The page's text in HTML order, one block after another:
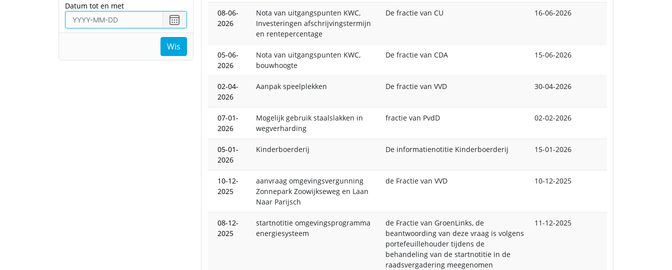
Datum tot en met
Choose
date
Wis
08-06-
2026
Nota van uitgangspunten KWC,
Investeringen afschrijvingstermijn
en rentepercentage
De fractie van CU 16-06-2026
05-06-
2026
Nota van uitgangspunten KWC,
bouwhoogte
De fractie van CDA 15-06-2026
02-04-
2026
Aanpak speelplekken De fractie van VVD 30-04-2026
07-01-
2026
Mogelijk gebruik staalslakken in
wegverharding
fractie van PvdD 02-02-2026
05-01-
2026
Kinderboerderij De informatienotitie Kinderboerderij 15-01-2026
10-12-
2025
aanvraag omgevingsvergunning
Zonnepark Zoowijkseweg en Laan
Naar Parijsch
de Fractie van VVD 10-12-2025
08-12-
2025
startnotitie omgevingsprogramma
energiesysteem
de Fractie van GroenLinks, de
beantwoording van deze vraag is volgens
portefeuillehouder tijdens de
behandeling van de startnotitie in de
raadsvergadering meegenomen
11-12-2025